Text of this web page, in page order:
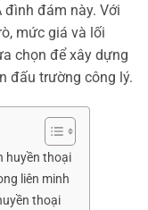
đình đám này. Với
mức giá và lối
chọn để xây dựng
đấu trường công lý.
huyền thoại
liên minh
thoại